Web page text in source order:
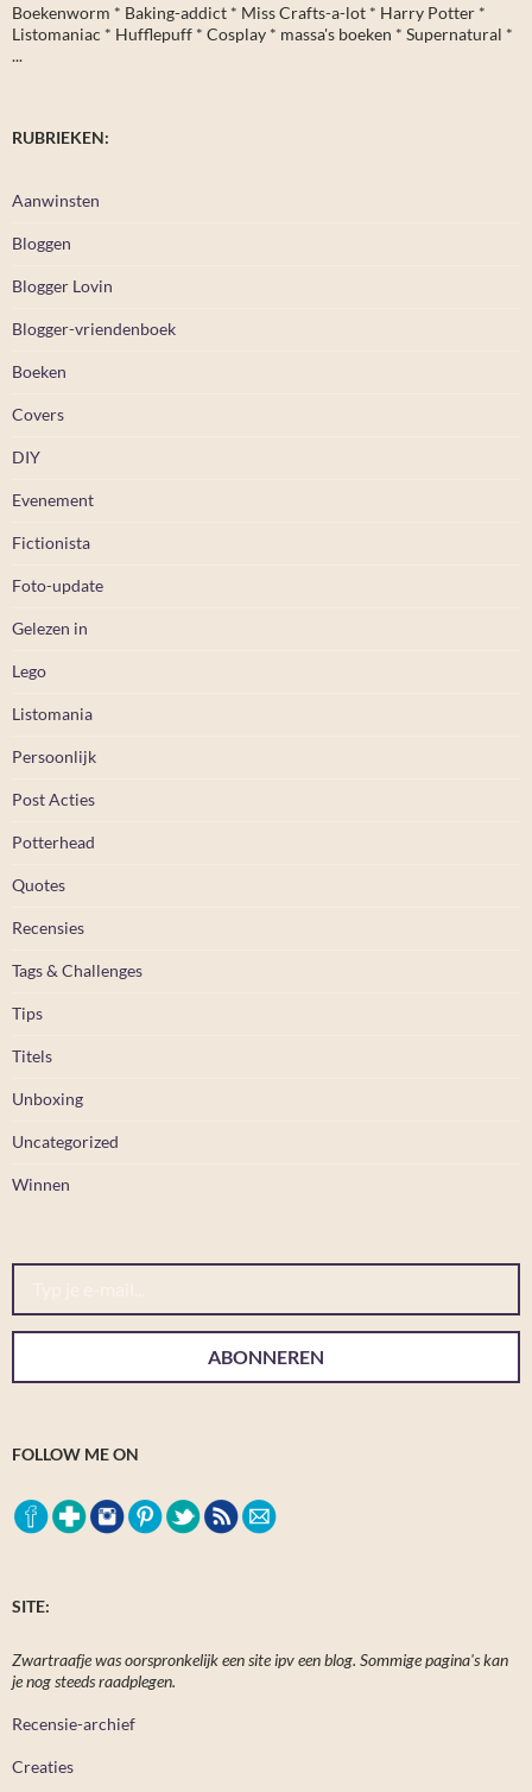
Boekenworm * Baking-addict * Miss Crafts-a-lot * Harry Potter *
Listomaniac * Hufflepuff * Cosplay * massa's boeken * Supernatural *
...
RUBRIEKEN:
Aanwinsten
Bloggen
Blogger Lovin
Blogger-vriendenboek
Boeken
Covers
DIY
Evenement
Fictionista
Foto-update
Gelezen in
Lego
Listomania
Persoonlijk
Post Acties
Potterhead
Quotes
Recensies
Tags & Challenges
Tips
Titels
Unboxing
Uncategorized
Winnen
Typ je e-mail...
ABONNEREN
FOLLOW ME ON
SITE:
Zwartraafje was oorspronkelijk een site ipv een blog. Sommige pagina's kan
je nog steeds raadplegen.
Recensie-archief
Creaties